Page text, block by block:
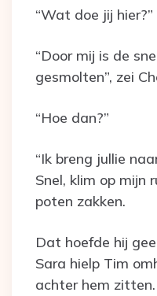
“Wat doe jij hier?”
“Door mij is de
gesmolten”, zei
“Hoe dan?”
“Ik breng jullie
Snel, klim op mijn
poten zakken.
Dat hoefde hij
Sara hielp Tim
achter hem